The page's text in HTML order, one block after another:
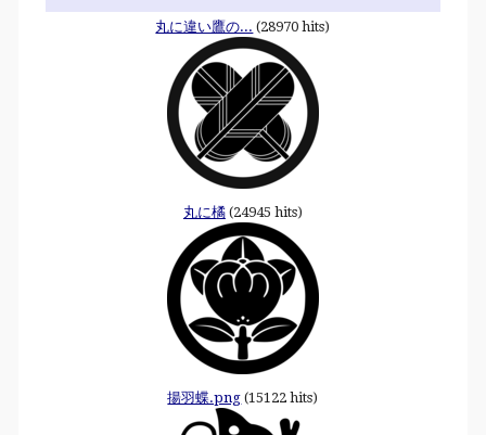
丸に違い鷹の... (28970 hits)
丸に橘(24945 hits)
揚羽蝶.png (15122 hits)